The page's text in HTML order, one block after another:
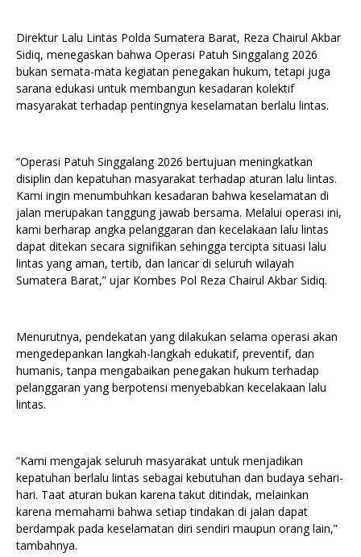
Direktur Lalu Lintas Polda Sumatera Barat, Reza Chairul Akbar
Sidiq, menegaskan bahwa Operasi Patuh Singgalang 2026
bukan semata-mata kegiatan penegakan hukum, tetapi juga
sarana edukasi untuk membangun kesadaran kolektif
masyarakat terhadap pentingnya keselamatan berlalu lintas.
“Operasi Patuh Singgalang 2026 bertujuan meningkatkan
disiplin dan kepatuhan masyarakat terhadap aturan lalu lintas.
Kami ingin menumbuhkan kesadaran bahwa keselamatan di
jalan merupakan tanggung jawab bersama. Melalui operasi ini,
kami berharap angka pelanggaran dan kecelakaan lalu lintas
dapat ditekan secara signifikan sehingga tercipta situasi lalu
lintas yang aman, tertib, dan lancar di seluruh wilayah
Sumatera Barat,” ujar Kombes Pol Reza Chairul Akbar Sidiq.
Menurutnya, pendekatan yang dilakukan selama operasi akan
mengedepankan langkah-langkah edukatif, preventif, dan
humanis, tanpa mengabaikan penegakan hukum terhadap
pelanggaran yang berpotensi menyebabkan kecelakaan lalu
lintas.
“Kami mengajak seluruh masyarakat untuk menjadikan
kepatuhan berlalu lintas sebagai kebutuhan dan budaya sehari-
hari. Taat aturan bukan karena takut ditindak, melainkan
karena memahami bahwa setiap tindakan di jalan dapat
berdampak pada keselamatan diri sendiri maupun orang lain,”
tambahnya.